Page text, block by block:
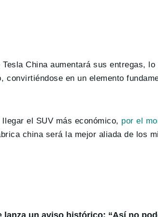
China aumentará sus entregas,
en un elemento
el SUV más económico, por el
china será la mejor aliada de los
lanza un aviso histórico: “Así no